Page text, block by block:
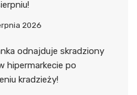
2026
odnajduje skradziony
hipermarkecie po
kradzieży!